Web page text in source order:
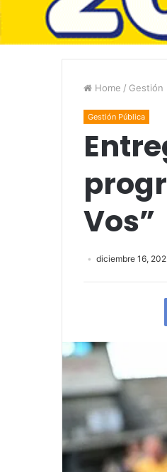
Home / Gestión
Gestión Pública
Vos”
diciembre 16,